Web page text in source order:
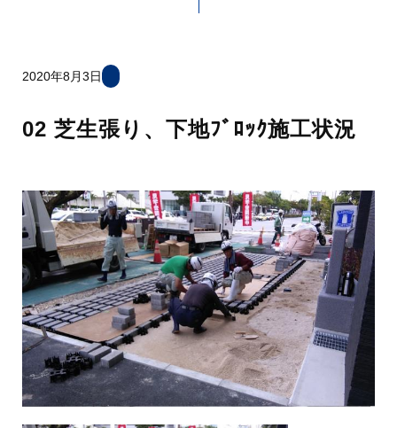
2020年8月3日
02 芝生張り、下地ﾌﾞﾛｯｸ施工状況